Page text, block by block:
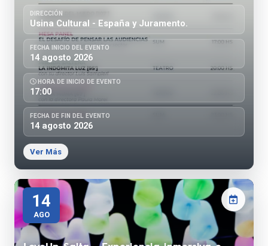
DIRECCIÓN
Usina Cultural - España y Juramento.
FECHA INICIO DEL EVENTO
14 agosto 2026
HORA DE INICIO DE EVENTO
17:00
FECHA DE FIN DEL EVENTO
14 agosto 2026
Ver Más
14
AGO